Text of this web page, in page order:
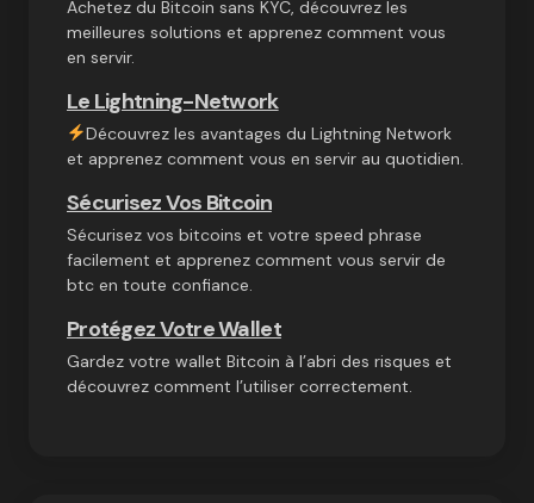
Achetez du Bitcoin sans KYC, découvrez les
meilleures solutions et apprenez comment vous
en servir.
Le Lightning-Network
Découvrez les avantages du Lightning Network
et apprenez comment vous en servir au quotidien.
Sécurisez Vos Bitcoin
Sécurisez vos bitcoins et votre speed phrase
facilement et apprenez comment vous servir de
btc en toute confiance.
Protégez Votre Wallet
Gardez votre wallet Bitcoin à l’abri des risques et
découvrez comment l’utiliser correctement.